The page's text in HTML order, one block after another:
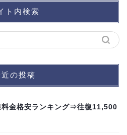
ト内検索
の投稿
料金格安ランキング⇒往復11,500